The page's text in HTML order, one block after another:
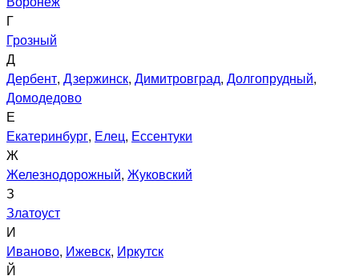
Г
Грозный
Д
Дербент, Дзержинск, Димитровград, Долгопрудный,
Домодедово
Е
Екатеринбург, Елец, Ессентуки
Ж
Железнодорожный, Жуковский
З
Златоуст
И
Иваново, Ижевск, Иркутск
Й